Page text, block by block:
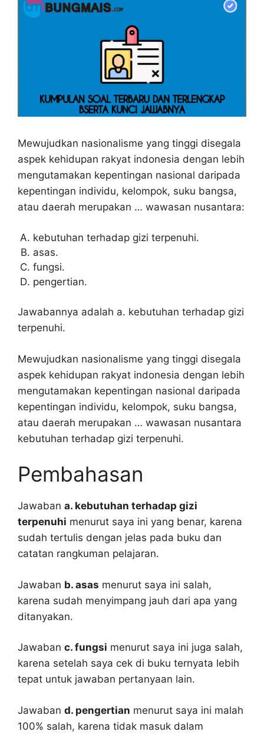
Mewujudkan nasionalisme yang tinggi disegala
aspek kehidupan rakyat indonesia dengan lebih
mengutamakan kepentingan nasional daripada
kepentingan individu, kelompok, suku bangsa,
atau daerah merupakan … wawasan nusantara:
kebutuhan terhadap gizi terpenuhi.
asas.
fungsi.
pengertian.
Jawabannya adalah a. kebutuhan terhadap gizi
terpenuhi.
Mewujudkan nasionalisme yang tinggi disegala
aspek kehidupan rakyat indonesia dengan lebih
mengutamakan kepentingan nasional daripada
kepentingan individu, kelompok, suku bangsa,
atau daerah merupakan … wawasan nusantara
kebutuhan terhadap gizi terpenuhi.
Pembahasan
Jawaban a. kebutuhan terhadap gizi
terpenuhi menurut saya ini yang benar, karena
sudah tertulis dengan jelas pada buku dan
catatan rangkuman pelajaran.
Jawaban b. asas menurut saya ini salah,
karena sudah menyimpang jauh dari apa yang
ditanyakan.
Jawaban c. fungsi menurut saya ini juga salah,
karena setelah saya cek di buku ternyata lebih
tepat untuk jawaban pertanyaan lain.
Jawaban d. pengertian menurut saya ini malah
100% salah, karena tidak masuk dalam